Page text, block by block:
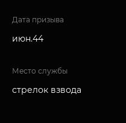
Дата призыва
июн.44
Место службы
стрелок взвода